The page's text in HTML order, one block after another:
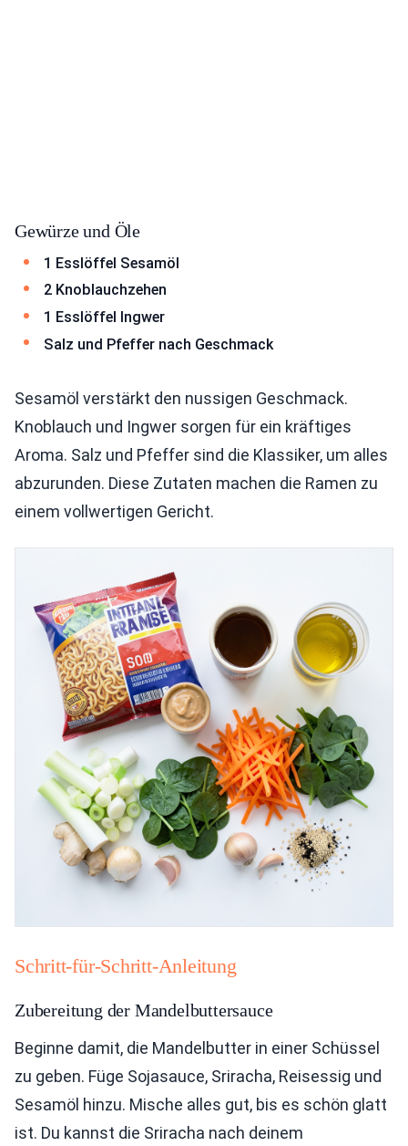
Gewürze und Öle
1 Esslöffel Sesamöl
2 Knoblauchzehen
1 Esslöffel Ingwer
Salz und Pfeffer nach Geschmack
Sesamöl verstärkt den nussigen Geschmack.
Knoblauch und Ingwer sorgen für ein kräftiges
Aroma. Salz und Pfeffer sind die Klassiker, um alles
abzurunden. Diese Zutaten machen die Ramen zu
einem vollwertigen Gericht.
Schritt-für-Schritt-Anleitung
Zubereitung der Mandelbuttersauce
Beginne damit, die Mandelbutter in einer Schüssel
zu geben. Füge Sojasauce, Sriracha, Reisessig und
Sesamöl hinzu. Mische alles gut, bis es schön glatt
ist. Du kannst die Sriracha nach deinem